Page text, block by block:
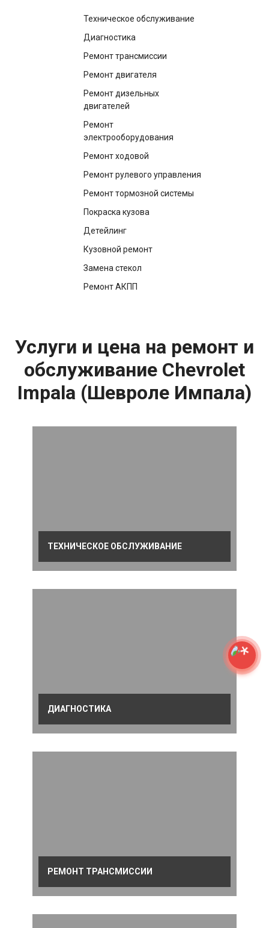
Техническое обслуживание
Диагностика
Ремонт трансмиссии
Ремонт двигателя
Ремонт дизельных
двигателей
Ремонт
электрооборудования
Ремонт ходовой
Ремонт рулевого управления
Ремонт тормозной системы
Покраска кузова
Детейлинг
Кузовной ремонт
Замена стекол
Ремонт АКПП
Услуги и цена на ремонт и
обслуживание Chevrolet
Impala (Шевроле Импала)
ТЕХНИЧЕСКОЕ ОБСЛУЖИВАНИЕ
ДИАГНОСТИКА
РЕМОНТ ТРАНСМИССИИ